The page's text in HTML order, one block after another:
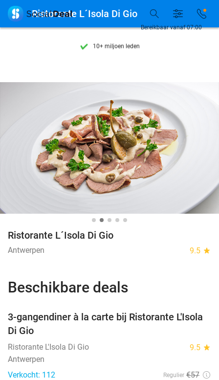
7 dagen per week beschikbaar
10+ miljoen leden
7 dagen per week beschikbaar
10+ miljoen leden
Bereikbaar vanaf 07:00
 Ristorante L´Isola Di Gio
Ristorante L´Isola Di Gio
Antwerpen 9.5 star
Beschikbare deals
3-gangendiner à la carte bij Ristorante L'Isola
Di Gio
Ristorante L'Isola Di Gio 9.5 star
Antwerpen
Verkocht: 112
Regulier €57